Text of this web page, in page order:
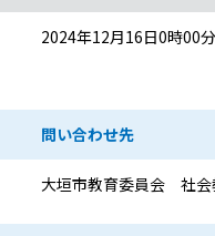
2024年12月16日0時00
問い合わせ先
大垣市教育委員会 社会